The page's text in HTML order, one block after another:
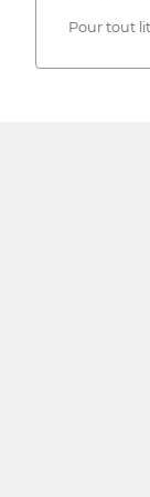
Pour tout